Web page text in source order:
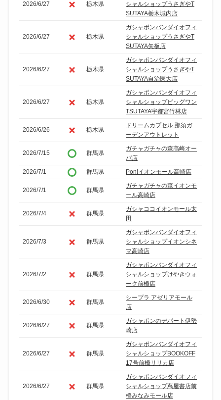
2026/6/27 栃木県
シャルショップうさぎやT
SUTAYA栃木城内店
2026/6/27 栃木県
ガシャポンバンダイオフィ
シャルショップうさぎやT
SUTAYA矢板店
2026/6/27 栃木県
ガシャポンバンダイオフィ
シャルショップうさぎやT
SUTAYA自治医大店
2026/6/27 栃木県
ガシャポンバンダイオフィ
シャルショップビッグワン
TSUTAYA宇都宮竹林店
2026/6/26 栃木県
ドリームカプセル 那須ガ
ーデンアウトレット
2026/7/15 群馬県
ガチャガチャの森高崎オー
パ店
2026/7/1
群馬県 Pon!イオンモール高崎店
2026/7/1 群馬県
ガチャガチャの森イオンモ
ール高崎店
2026/7/4 群馬県
ガシャココイオンモール太
田
2026/7/3 群馬県
ガシャポンバンダイオフィ
シャルショップイオンシネ
マ高崎店
2026/7/2 群馬県
ガシャポンバンダイオフィ
シャルショップけやきウォ
ーク前橋店
2026/6/30 群馬県
シープラ アゼリアモール
店
2026/6/27 群馬県
ガシャポンのデパート伊勢
崎店
2026/6/27 群馬県
ガシャポンバンダイオフィ
シャルショップBOOKOFF
17号前橋リリカ店
2026/6/27 群馬県
ガシャポンバンダイオフィ
シャルショップ蔦屋書店前
橋みなみモール店